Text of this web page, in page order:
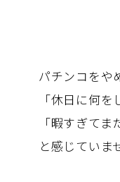
パチンコをや
「休日に何
「暇すぎて
と感じていま